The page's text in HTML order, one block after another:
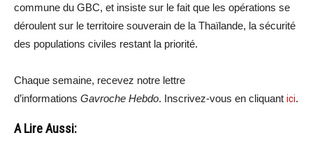
commune du GBC, et insiste sur le fait que les opérations se
déroulent sur le territoire souverain de la Thaïlande, la sécurité
des populations civiles restant la priorité.
Chaque semaine, recevez notre lettre
d’informations Gavroche Hebdo. Inscrivez-vous en cliquant ici.
A Lire Aussi: